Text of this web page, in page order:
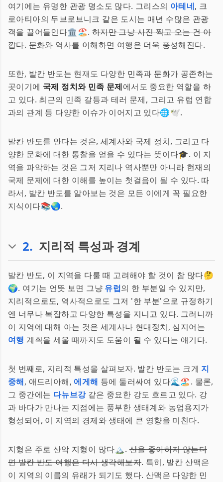
여기에는 유명한 관광 명소도 많다. 그리스의 아테네, 크
로아티아의 두브로브니크 같은 도시는 매년 수많은 관광
객을 끌어들인다🏛️🏖️.하지만 그냥 사진 찍고 오는 건 아
깝다.문화와 역사를 이해하면 여행은 더욱 풍성해진다.
또한, 발칸 반도는 현재도 다양한 민족과 문화가 공존하는
곳이기에 국제 정치와 민족 문제에서도 중요한 역할을 하
고 있다. 최근의 민족 갈등과 테러 문제, 그리고 유럽 연합
과의 관계 등 다양한 이슈가 이어지고 있다🌐🕊️.
발칸 반도를 안다는 것은, 세계사와 국제 정치, 그리고 다
양한 문화에 대한 통찰을 얻을 수 있다는 뜻이다🎓. 이 지
역을 파악하는 것은 그저 지리나 역사뿐만 아니라 현재의
국제 문제에 대한 이해를 높이는 첫걸음이 될 수 있다. 따
라서, 발칸 반도를 알아보는 것은 모든 이에게 꼭 필요한
지식이다📚🌏.
2. 지리적 특성과 경계
발칸 반도, 이 지역을 다룰 때 고려해야 할 것이 참 많다🤔
🌍. 여기는 언뜻 보면 그냥 유럽의 한 부분일 수 있지만,
지리적으로도, 역사적으로도 그저 '한 부분'으로 규정하기
엔 너무나 복잡하고 다양한 특성을 지니고 있다. 그러니까
이 지역에 대해 아는 것은 세계사나 현대정치, 심지어는
여행 계획을 세울 때까지도 도움이 될 수 있다는 얘기다.
첫 번째로, 지리적 특성을 살펴보자. 발칸 반도는 크게 지
중해, 애드리아해, 에게해 등에 둘러싸여 있다🌊🏖. 물론,
그 중간에는 다뉴브강같은 중요한 강도 흐르고 있다. 강
과 바다가 만나는 지점에는 풍부한 생태계와 농업용지가
형성되어, 이 지역의 경제와 생태에 큰 영향을 미친다.
지형은 주로 산악 지형이 많다🏔️.산을 좋아하지 않는다
면 발칸 반도 여행은 다시 생각해보자. 특히, 발칸 산맥은
이 지역의 이름의 유래가 되기도 했다. 산맥은 다양한 민